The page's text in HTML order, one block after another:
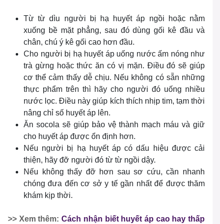
Từ từ dìu người bị hạ huyết áp ngồi hoặc nằm
xuống bề mặt phẳng, sau đó dùng gối kê đầu và
chân, chú ý kê gối cao hơn đầu.
Cho người bị hạ huyết áp uống nước ấm nóng như
trà gừng hoặc thức ăn có vị mặn. Điều đó sẽ giúp
cơ thể cảm thấy dễ chịu. Nếu không có sẵn những
thực phẩm trên thì hãy cho người đó uống nhiều
nước lọc. Điều này giúp kích thích nhịp tim, tạm thời
nâng chỉ số huyết áp lên.
Ăn socola sẽ giúp bảo vệ thành mạch máu và giữ
cho huyết áp được ổn định hơn.
Nếu người bị hạ huyết áp có dấu hiệu được cải
thiện, hãy đỡ người đó từ từ ngồi dậy.
Nếu không thấy đỡ hơn sau sơ cứu, cần nhanh
chóng đưa đến cơ sở y tế gần nhất để được thăm
khám kịp thời.
>> Xem thêm: Cách nhận biết huyết áp cao hay thấp